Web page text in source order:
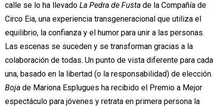
calle se lo ha llevado La Pedra de Fusta de la Compañía de
Circo Eia, una experiencia transgeneracional que utiliza el
equilibrio, la confianza y el humor para unir a las personas.
Las escenas se suceden y se transforman gracias a la
colaboración de todas. Un punto de vista diferente para cada
una, basado en la libertad (o la responsabilidad) de elección.
Boja de Mariona Esplugues ha recibido el Premio a Mejor
espectáculo para jóvenes y retrata en primera persona la